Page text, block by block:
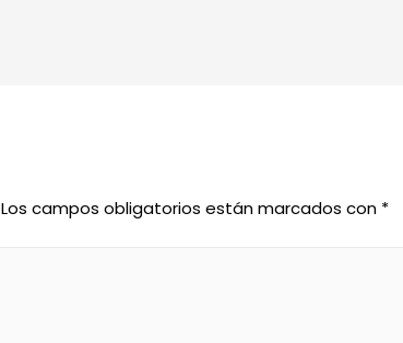
Los campos obligatorios están marcados con *